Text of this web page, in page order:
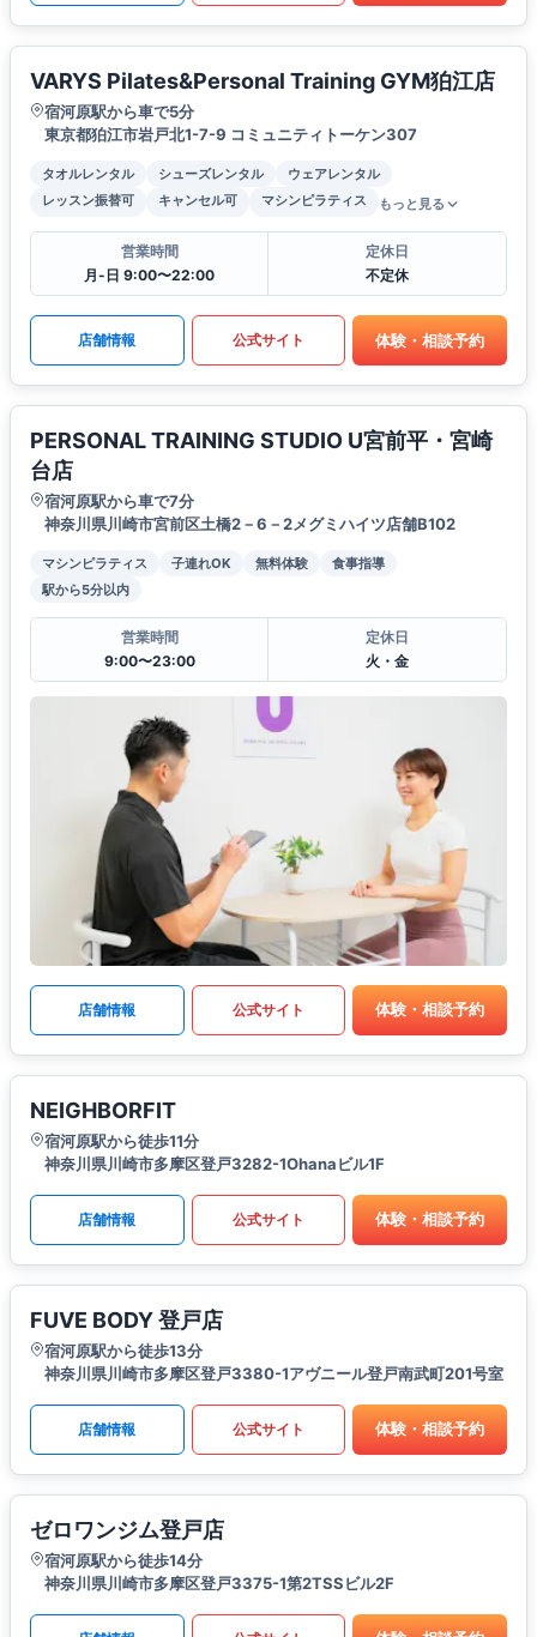
VARYS Pilates&Personal Training GYM狛江店
宿河原駅から車で5分
東京都狛江市岩戸北1-7-9 コミュニティトーケン307
タオルレンタル シューズレンタル
ウェアレンタル
レッスン振替可
キャンセル可 マシンピラティス もっと見る
営業時間
月-日 9:00〜22:00
定休日
不定休
店舗情報 公式サイト 体験・相談予約
PERSONAL TRAINING STUDIO U宮前平・宮崎
台店
宿河原駅から車で7分
神奈川県川崎市宮前区土橋2－6－2メグミハイツ店舗B102
マシンピラティス 子連れOK 無料体験
食事指導
駅から5分以内
営業時間
9:00〜23:00
定休日
火・金
店舗情報 公式サイト 体験・相談予約
NEIGHBORFIT
宿河原駅から徒歩11分
神奈川県川崎市多摩区登戸3282-1Ohanaビル1F
店舗情報 公式サイト 体験・相談予約
FUVE BODY 登戸店
宿河原駅から徒歩13分
神奈川県川崎市多摩区登戸3380-1アヴニール登戸南武町201号室
店舗情報 公式サイト 体験・相談予約
ゼロワンジム登戸店
宿河原駅から徒歩14分
神奈川県川崎市多摩区登戸3375-1第2TSSビル2F